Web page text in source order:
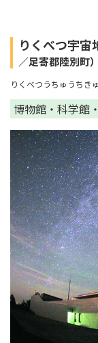
りくべつ宇
／足寄郡陸別町）
りくべつうちゅうちき
博物館・科学館